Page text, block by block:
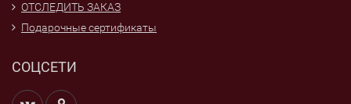
ОТСЛЕДИТЬ ЗАКАЗ
Подарочные сертификаты
СОЦСЕТИ